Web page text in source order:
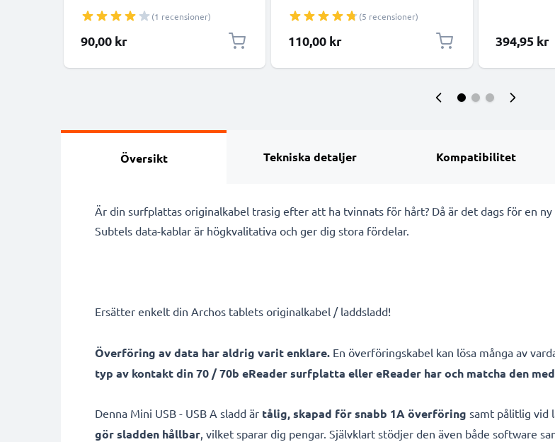
(1 recensioner)
90,00 kr
2000mA, 5V - adapter med 1,2m
laddkabel
(5 recensioner)
110,00 kr
Smartklocka
394,95 kr
Översikt Tekniska detaljer Kompatibilitet
Är din surfplattas originalkabel trasig efter att ha tvinnats för hårt? Då är det dags för en
Subtels data-kablar är högkvalitativa och ger dig stora fördelar.
Ersätter enkelt din Archos tablets originalkabel / laddsladd!
Överföring av data har aldrig varit enklare. En överföringskabel kan lösa många av
typ av kontakt din 70 / 70b eReader surfplatta eller eReader har och matcha den
Denna Mini USB - USB A sladd är tålig, skapad för snabb 1A överföring samt pålitlig vid
gör sladden hållbar, vilket sparar dig pengar. Självklart stödjer den även både software